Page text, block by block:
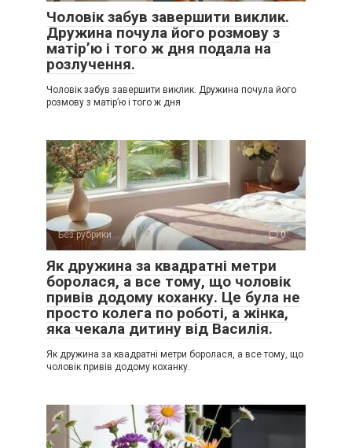
Чоловік забув завершити виклик.
Дружина почула його розмову з
матір’ю і того ж дня подала на
розлучення.
Чоловік забув завершити виклик. Дружина почула його
розмову з матір’ю і того ж дня
Без рубрики 0
Як дружина за квадратні метри
боролася, а все тому, що чоловік
привів додому коханку. Це була не
просто колега по роботі, а жінка,
яка чекала дитину від Василія.
Як дружина за квадратні метри боролася, а все тому, що
чоловік привів додому коханку.